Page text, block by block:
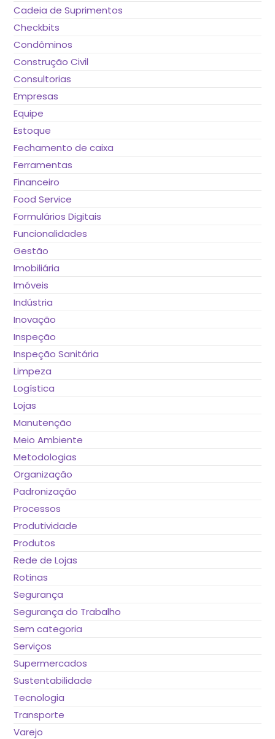
Cadeia de Suprimentos
Checkbits
Condôminos
Construção Civil
Consultorias
Empresas
Equipe
Estoque
Fechamento de caixa
Ferramentas
Financeiro
Food Service
Formulários Digitais
Funcionalidades
Gestão
Imobiliária
Imóveis
Indústria
Inovação
Inspeção
Inspeção Sanitária
Limpeza
Logística
Lojas
Manutenção
Meio Ambiente
Metodologias
Organização
Padronização
Processos
Produtividade
Produtos
Rede de Lojas
Rotinas
Segurança
Segurança do Trabalho
Sem categoria
Serviços
Supermercados
Sustentabilidade
Tecnologia
Transporte
Varejo